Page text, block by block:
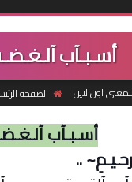
أسـبـآب
اون لاين الصفحة
أسـبـآب
.. ~